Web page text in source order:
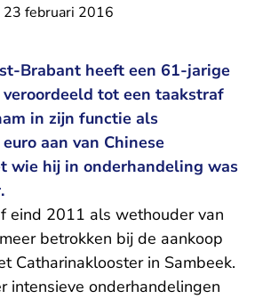
23 februari 2016
Brabant heeft een 61-jarige
tot een taakstraf
in zijn functie als
aan van Chinese
wie hij in onderhandeling was
eind 2011 als wethouder van
betrokken bij de aankoop
Catharinaklooster in Sambeek.
intensieve onderhandelingen